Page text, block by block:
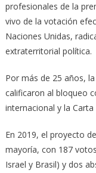
profesionales de la
vivo de la votación
Naciones Unidas,
extraterritorial política.
Por más de 25 años,
calificaron al bloqueo
internacional y la
En 2019, el proyecto
mayoría, con 187
Israel y Brasil) y dos